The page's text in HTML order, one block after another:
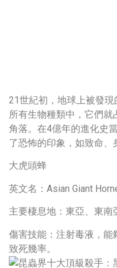
21世紀初，地球上被發
所有生物種類中，它們就
角落。在4億年的進化史
了恐怖的印象，如致命、
大虎頭蜂
英文名：Asian Giant
主要棲息地：東亞、東南
傷害技能：注射毒液，
致死幾率。